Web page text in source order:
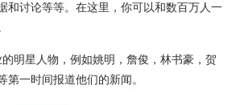
和讨论等等。在这里，你可以和数百万人一
明星人物，例如姚明，詹俊，林书豪，贺
一时间报道他们的新闻。